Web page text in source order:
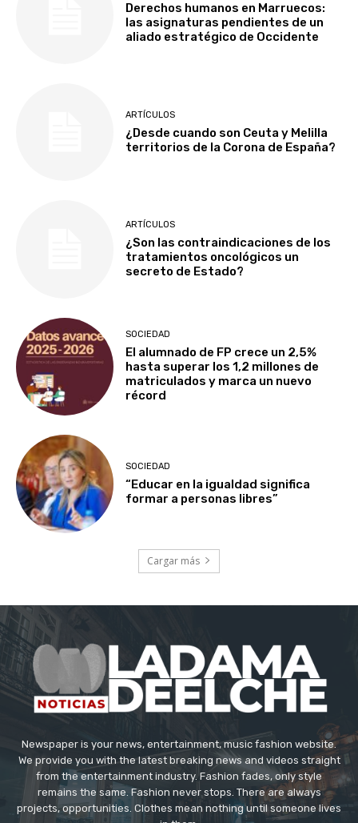
Derechos humanos en Marruecos:
las asignaturas pendientes de un
aliado estratégico de Occidente
ARTÍCULOS
¿Desde cuando son Ceuta y Melilla
territorios de la Corona de España?
ARTÍCULOS
¿Son las contraindicaciones de los
tratamientos oncológicos un
secreto de Estado?
SOCIEDAD
El alumnado de FP crece un 2,5%
hasta superar los 1,2 millones de
matriculados y marca un nuevo
récord
SOCIEDAD
“Educar en la igualdad significa
formar a personas libres”
Cargar más
Newspaper is your news, entertainment, music fashion website.
We provide you with the latest breaking news and videos straight
from the entertainment industry. Fashion fades, only style
remains the same. Fashion never stops. There are always
projects, opportunities. Clothes mean nothing until someone lives